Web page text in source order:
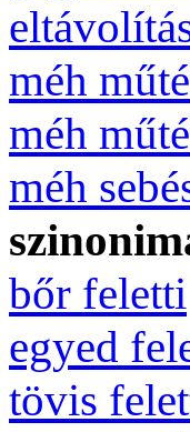
méh
méh
méh
bőr feletti
egyed
tövis